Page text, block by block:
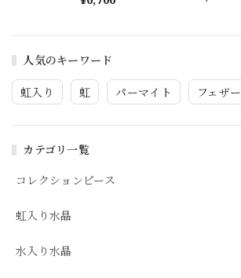
人気のキーワード
虹入り 虹 パーマイト フェザー
カテゴリ一覧
コレクションピース
虹入り水晶
水入り水晶